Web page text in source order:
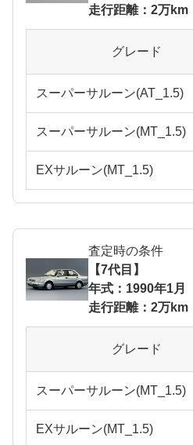
走行距離：2万km
グレード
スーパーサルーン(AT_1.5)
スーパーサルーン(MT_1.5)
EXサルーン(MT_1.5)
査定時の条件
【7代目】
年式：1990年1月
走行距離：2万km
グレード
スーパーサルーン(MT_1.5)
EXサルーン(MT_1.5)